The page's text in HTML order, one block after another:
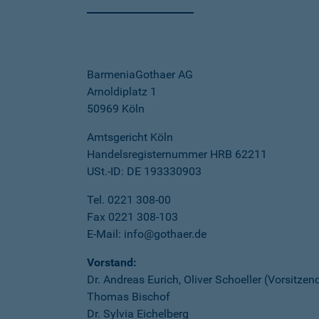
BarmeniaGothaer AG
Arnoldiplatz 1
50969 Köln
Amtsgericht Köln
Handelsregisternummer HRB 62211
USt.-ID: DE 193330903
Tel. 0221 308-00
Fax 0221 308-103
E-Mail: info@gothaer.de
Vorstand:
Dr. Andreas Eurich, Oliver Schoeller
Thomas Bischof
Dr. Sylvia Eichelberg